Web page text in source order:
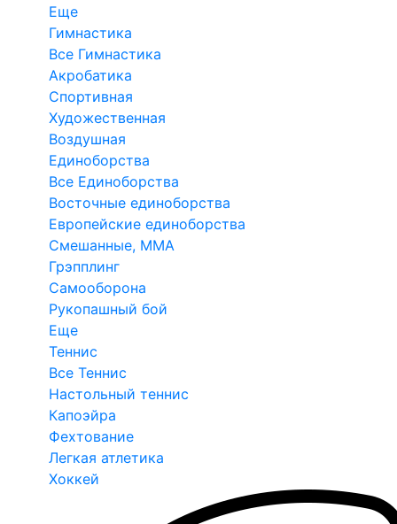
Еще
Гимнастика
Все Гимнастика
Акробатика
Спортивная
Художественная
Воздушная
Единоборства
Все Единоборства
Восточные единоборства
Европейские единоборства
Смешанные, ММА
Грэпплинг
Самооборона
Рукопашный бой
Еще
Теннис
Все Теннис
Настольный теннис
Капоэйра
Фехтование
Легкая атлетика
Хоккей